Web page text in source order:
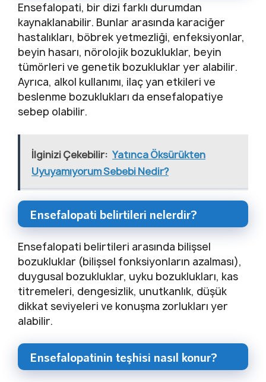
Ensefalopati, bir dizi farklı durumdan
kaynaklanabilir. Bunlar arasında karaciğer
hastalıkları, böbrek yetmezliği, enfeksiyonlar,
beyin hasarı, nörolojik bozukluklar, beyin
tümörleri ve genetik bozukluklar yer alabilir.
Ayrıca, alkol kullanımı, ilaç yan etkileri ve
beslenme bozuklukları da ensefalopatiye
sebep olabilir.
İlginizi Çekebilir: Yatınca Öksürükten
Uyuyamıyorum Sebebi Nedir?
Ensefalopati belirtileri nelerdir?
Ensefalopati belirtileri arasında bilişsel
bozukluklar (bilişsel fonksiyonların azalması),
duygusal bozukluklar, uyku bozuklukları, kas
titremeleri, dengesizlik, unutkanlık, düşük
dikkat seviyeleri ve konuşma zorlukları yer
alabilir.
Ensefalopatinin teşhisi nasıl konur?